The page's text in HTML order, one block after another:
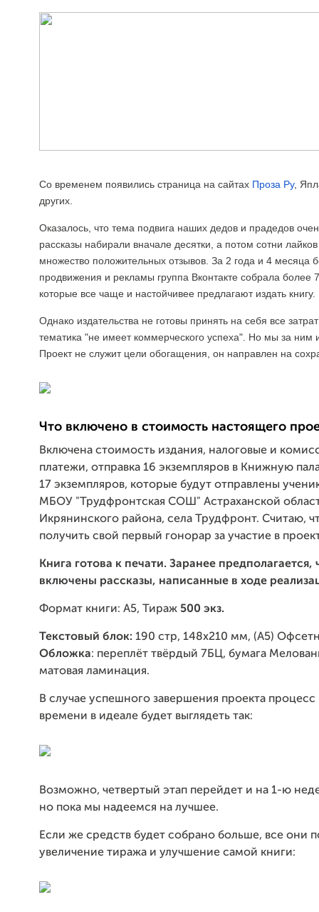
Со временем появились страница на сайтах Проза Ру,
других.
Оказалось, что тема подвига наших дедов и прадедов
рассказы набирали вначале десятки, а потом сотни
множество положительных отзывов. За 2 года и 4 месяца
продвижения и рекламы группа Вконтакте собрала более
которые все чаще и настойчивее предлагают издать книгу.
Однако издательства не готовы принять на себя все
тематика "не имеет коммерческого успеха". Но мы за ним
Проект не служит цели обогащения, он направлен на
Что включено в стоимость настоящего
Включена стоимость издания, налоговые и
платежи, отправка 16 экземпляров в Книжную
17 экземпляров, которые будут отправлены
МБОУ "Трудфронтская СОШ" Астраханской
Икрянинского района, села Трудфронт. Считаю,
получить свой первый гонорар за участие в
Книга готова к печати. Заранее предполагается,
включены рассказы, написанные в ходе
Формат книги: А5, Тираж 500 экз.
Текстовый блок: 190 стр, 148x210 мм, (А5)
Обложка: переплёт твёрдый 7БЦ, бумага
матовая ламинация.
В случае успешного завершения проекта процесс
времени в идеале будет выглядеть так:
Возможно, четвертый этап перейдет и на 1-ю
но пока мы надеемся на лучшее.
Если же средств будет собрано больше, все они
увеличение тиража и улучшение самой книги: